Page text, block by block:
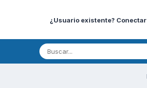
¿Usuario existente? Conectar